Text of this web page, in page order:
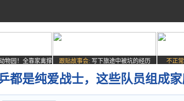
物园！全靠家禽撑
跟贴故事会: 写下旅途中被坑的经历 不正
都是纯爱战士，这些队员组成